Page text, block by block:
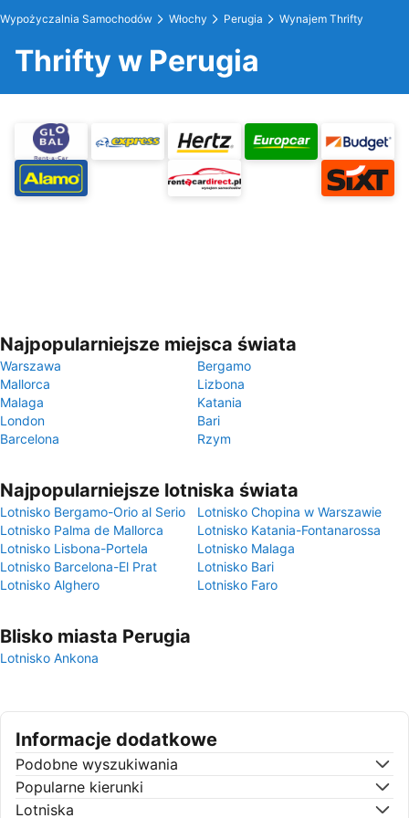
Wypożyczalnia Samochodów Włochy Perugia Wynajem Thrifty
Thrifty w Perugia
Najpopularniejsze miejsca świata
Warszawa
Bergamo
Mallorca
Lizbona
Malaga
Katania
London
Bari
Barcelona
Rzym
Najpopularniejsze lotniska świata
Lotnisko Bergamo-Orio al Serio
Lotnisko Chopina w Warszawie
Lotnisko Palma de Mallorca
Lotnisko Katania-Fontanarossa
Lotnisko Lisbona-Portela
Lotnisko Malaga
Lotnisko Barcelona-El Prat
Lotnisko Bari
Lotnisko Alghero
Lotnisko Faro
Blisko miasta Perugia
Lotnisko Ankona
Informacje dodatkowe
Podobne wyszukiwania
Popularne kierunki
Lotniska